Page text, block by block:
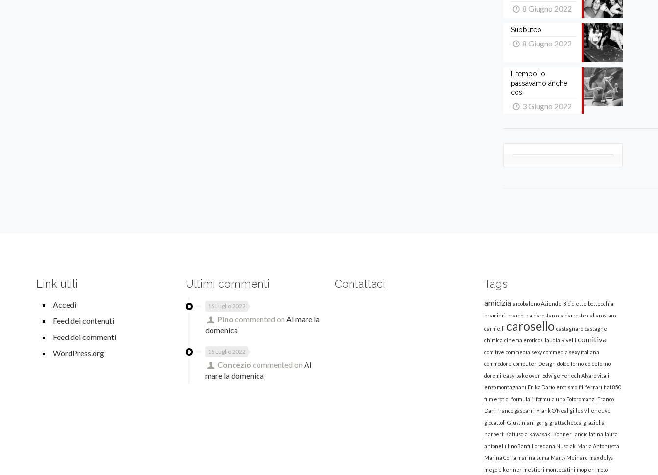
8 Giugno 2022
Subbuteo
8 Giugno 2022
Il tempo lo
passavamo anche
così
3 Giugno 2022
Link utili
Accedi
Feed dei contenuti
Feed dei commenti
WordPress.org
Ultimi commenti
16 Luglio 2022
Pino commented on Al mare la
domenica
16 Luglio 2022
Concezio commented on Al
mare la domenica
Contattaci Tags
amicizia arcobaleno Aziende Biciclette bottecchia
bramieri brardot caldarostaro caldarroste callarostaro
carnielli carosello castagnaro castagne
chimica cinema erotico Claudia Rivelli comitiva
comitive commedia sexy commedia sexy italiana
commodore computer Design dolce forno dolceforno
doremi easy-bake oven Edwige Fenech Alvaro vitali
enzo montagnani Erika Dario erotismo f1 ferrari fiat 850
film erotici formula 1 formula uno Fotoromanzi Franco
Dani franco gasparri Frank O’Neal gilles villeneuve
giocattoli Giustiniani gong grattachecca graziella
harbert Katiuscia kawasaki Kohner lancio latina laura
antonelli lino Banfi Loredana Nusciak Maria Antonietta
Marina Coffa marina suma Marty Meinard max delys
mego e kenner mestieri montecatini moplen moto